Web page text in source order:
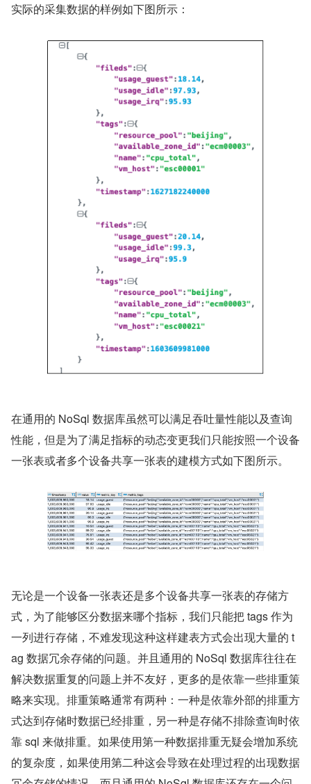
实际的采集数据的样例如下图所示：
在通用的 NoSql 数据库虽然可以满足吞吐量性能以及查询
性能，但是为了满足指标的动态变更我们只能按照一个设备
一张表或者多个设备共享一张表的建模方式如下图所示。
无论是一个设备一张表还是多个设备共享一张表的存储方
式，为了能够区分数据来哪个指标，我们只能把 tags 作为
一列进行存储，不难发现这种这样建表方式会出现大量的 t
ag 数据冗余存储的问题。并且通用的 NoSql 数据库往往在
解决数据重复的问题上并不友好，更多的是依靠一些排重策
略来实现。排重策略通常有两种：一种是依靠外部的排重方
式达到存储时数据已经排重，另一种是存储不排除查询时依
靠 sql 来做排重。如果使用第一种数据排重无疑会增加系统
的复杂度，如果使用第二种这会导致在处理过程的出现数据